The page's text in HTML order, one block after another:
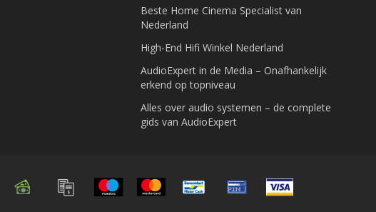
Beste Home Cinema Specialist van
Nederland
High-End Hifi Winkel Nederland
AudioExpert in de Media – Onafhankelijk
erkend op topniveau
Alles over audio systemen – de complete
gids van AudioExpert